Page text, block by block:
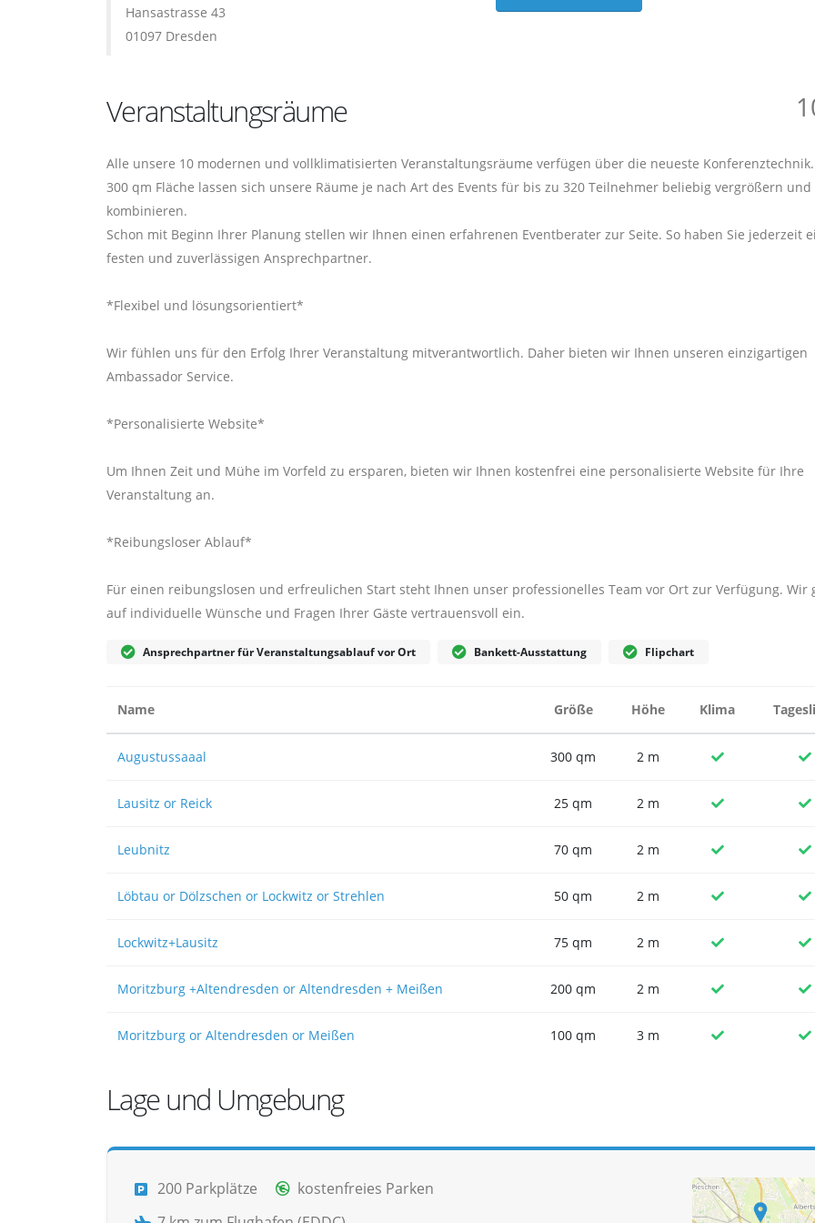
Hansastrasse 43
01097 Dresden
Veranstaltungsräume
Alle unsere 10 modernen und vollklimatisierten Veranstaltungsräume verfügen über die neueste
300 qm Fläche lassen sich unsere Räume je nach Art des Events für bis zu 320 Teilnehmer beliebig vergrößern und
kombinieren.
Schon mit Beginn Ihrer Planung stellen wir Ihnen einen erfahrenen Eventberater zur Seite. So haben Sie jederzeit
festen und zuverlässigen Ansprechpartner.
*Flexibel und lösungsorientiert*
Wir fühlen uns für den Erfolg Ihrer Veranstaltung mitverantwortlich. Daher bieten wir Ihnen unseren einzigartigen
Ambassador Service.
*Personalisierte Website*
Um Ihnen Zeit und Mühe im Vorfeld zu ersparen, bieten wir Ihnen kostenfrei eine personalisierte Website für Ihre
Veranstaltung an.
*Reibungsloser Ablauf*
Für einen reibungslosen und erfreulichen Start steht Ihnen unser professionelles Team vor Ort zur Verfügung. Wir
auf individuelle Wünsche und Fragen Ihrer Gäste vertrauensvoll ein.
Ansprechpartner für Veranstaltungsablauf vor Ort Bankett-Ausstattung Flipchart
Name Größe Höhe Klima
Augustussaaal 300 qm 2 m
Lausitz or Reick 25 qm 2 m
Leubnitz 70 qm 2 m
Löbtau or Dölzschen or Lockwitz or Strehlen 50 qm 2 m
Lockwitz+Lausitz 75 qm 2 m
Moritzburg +Altendresden or Altendresden + Meißen 200 qm 2 m
Moritzburg or Altendresden or Meißen 100 qm 3 m
Lage und Umgebung
200 Parkplätze
kostenfreies Parken